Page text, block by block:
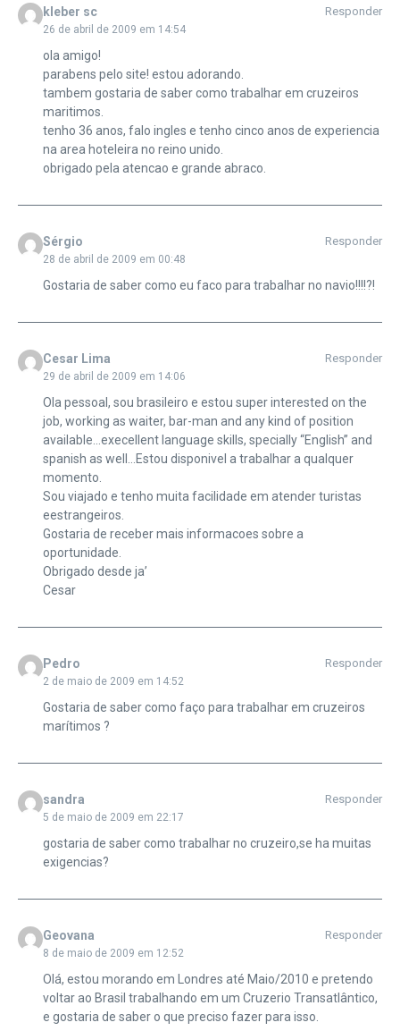
kleber sc
26 de abril de 2009 em 14:54
Responder
ola amigo!
parabens pelo site! estou adorando.
tambem gostaria de saber como trabalhar em cruzeiros
maritimos.
tenho 36 anos, falo ingles e tenho cinco anos de experiencia
na area hoteleira no reino unido.
obrigado pela atencao e grande abraco.
Sérgio
28 de abril de 2009 em 00:48
Responder
Gostaria de saber como eu faco para trabalhar no navio!!!!?!
Cesar Lima
29 de abril de 2009 em 14:06
Responder
Ola pessoal, sou brasileiro e estou super interested on the
job, working as waiter, bar-man and any kind of position
available…execellent language skills, specially “English” and
spanish as well…Estou disponivel a trabalhar a qualquer
momento.
Sou viajado e tenho muita facilidade em atender turistas
eestrangeiros.
Gostaria de receber mais informacoes sobre a
oportunidade.
Obrigado desde ja’
Cesar
Pedro
2 de maio de 2009 em 14:52
Responder
Gostaria de saber como faço para trabalhar em cruzeiros
marítimos ?
sandra
5 de maio de 2009 em 22:17
Responder
gostaria de saber como trabalhar no cruzeiro,se ha muitas
exigencias?
Geovana
8 de maio de 2009 em 12:52
Responder
Olá, estou morando em Londres até Maio/2010 e pretendo
voltar ao Brasil trabalhando em um Cruzerio Transatlântico,
e gostaria de saber o que preciso fazer para isso.